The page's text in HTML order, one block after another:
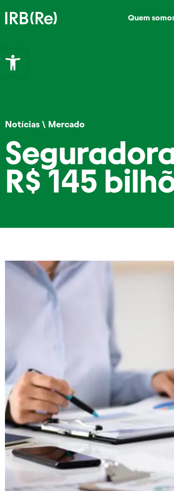
Abrir a barra de
Quem
Notícias \ Mercado
R$ 145